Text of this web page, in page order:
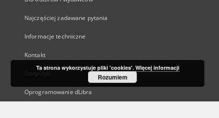
Najczęściej zadawane pytania
Informacje techniczne
Kontakt
Statystyki
Oprogramowanie dLibra
Ta strona wykorzystuje pliki 'cookies'. Więcej informacji
Rozumiem